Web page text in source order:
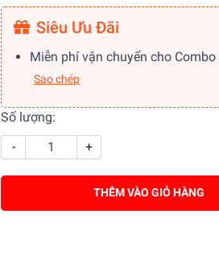
Siêu Ưu Đãi
Miễn phí vận chuyển cho Combo
Sao chép
Số lượng:
-
+
THÊM VÀO GIỎ HÀNG